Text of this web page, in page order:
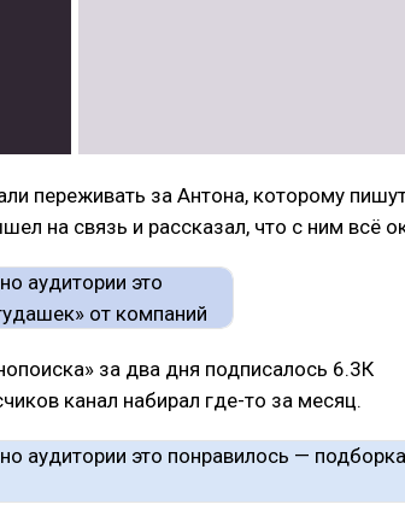
переживать за Антона, которому
на связь и рассказал, что с ним всё
за два дня подписалось 6.3К
канал набирал где-то за месяц.